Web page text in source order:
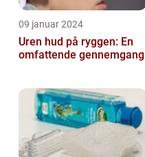
09 januar 2024
Uren hud på ryggen: En
omfattende gennemgang